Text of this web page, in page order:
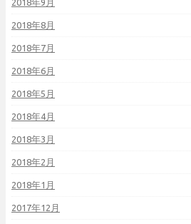
2018年9月
2018年8月
2018年7月
2018年6月
2018年5月
2018年4月
2018年3月
2018年2月
2018年1月
2017年12月